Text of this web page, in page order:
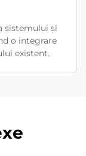
sistemului și
o integrare
existent.